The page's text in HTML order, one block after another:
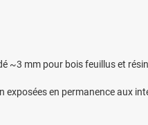
~3 mm pour bois feuillus et
en permanence aux